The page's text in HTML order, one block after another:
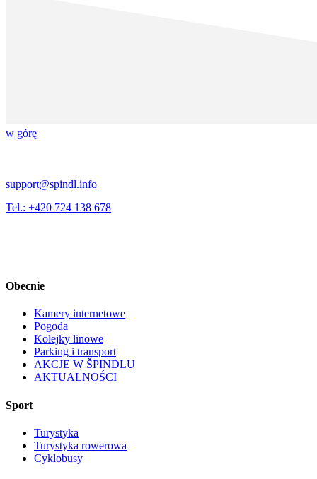
w górę
support@spindl.info
Tel.: +420 724 138 678
Obecnie
Kamery internetowe
Pogoda
Kolejky linowe
Parking i transport
AKCJE W ŠPINDLU
AKTUALNOŚCI
Sport
Turystyka
Turystyka rowerowa
Cyklobusy